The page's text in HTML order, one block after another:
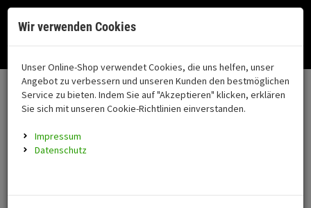
Fahrzeugteile
Alle Kategorien
FAHRZEUGTEILE
Montageständer
Neuheiten
coming soon
Anmelden | Registrieren Merkzettel
Ihr Warenkorb ist momentan leer.
Ergebnisse () Fertig
Nutzung unserer Dienste erklären Sie sich damit einverstanden!
Okay Datenschutz
Menü
Motorrad auswählen
Versand & Lieferung
Bitte wählen Sie Ihr Lieferland.
Wir verwenden Cookies
Unser Online-Shop verwendet Cookies, die uns helfen, unser
Angebot zu verbessern und unseren Kunden den bestmöglichen
Service zu bieten. Indem Sie auf "Akzeptieren" klicken, erklären
Sie sich mit unseren Cookie-Richtlinien einverstanden.
Impressum
Datenschutz